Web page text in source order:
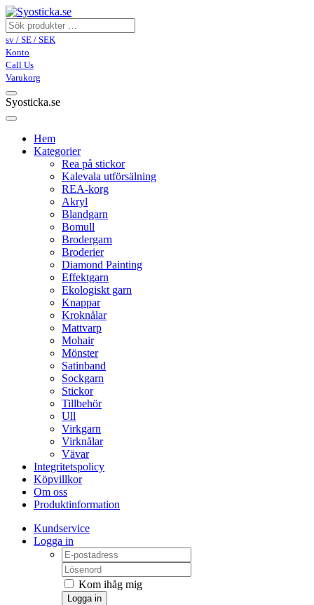
sv / SE / SEK
Konto
Call Us
Varukorg
Syosticka.se
Hem
Kategorier
Rea på stickor
Kalevala utförsälning
REA-korg
Akryl
Blandgarn
Bomull
Brodergarn
Broderier
Diamond Painting
Effektgarn
Ekologiskt garn
Knappar
Kroknålar
Mattvarp
Mohair
Mönster
Satinband
Sockgarn
Stickor
Tillbehör
Ull
Virkgarn
Virknålar
Vävar
Integritetspolicy
Köpvillkor
Om oss
Produktinformation
Kundservice
Logga in
Kom ihåg mig
Logga in